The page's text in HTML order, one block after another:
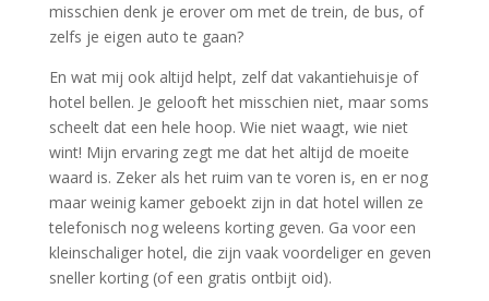
misschien denk je erover om met de trein, de bus, of
zelfs je eigen auto te gaan?
En wat mij ook altijd helpt, zelf dat vakantiehuisje of
hotel bellen. Je gelooft het misschien niet, maar soms
scheelt dat een hele hoop. Wie niet waagt, wie niet
wint! Mijn ervaring zegt me dat het altijd de moeite
waard is. Zeker als het ruim van te voren is, en er nog
maar weinig kamer geboekt zijn in dat hotel willen ze
telefonisch nog weleens korting geven. Ga voor een
kleinschaliger hotel, die zijn vaak voordeliger en geven
sneller korting (of een gratis ontbijt oid).